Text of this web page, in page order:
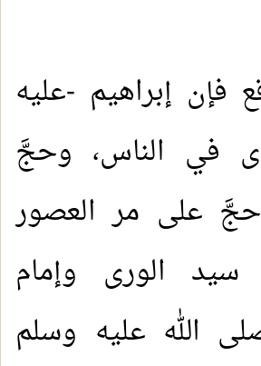
فإن إبراهيم -عليه
في الناس، وحجَّ
على مر العصور
الورى وإمام
الله عليه وسلم